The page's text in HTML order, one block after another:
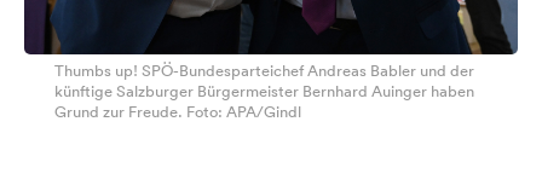
Thumbs up! SPÖ-Bundesparteichef Andreas Babler und der
künftige Salzburger Bürgermeister Bernhard Auinger haben
Grund zur Freude. Foto: APA/Gindl